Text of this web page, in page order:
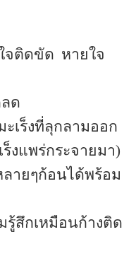
จติดขัด หายใจ
ด
ะเร็งที่ลุกลามออก
งแพร่กระจายมา)
ลายๆก้อนได้พร้อม
รู้สึกเหมือนก้างติด